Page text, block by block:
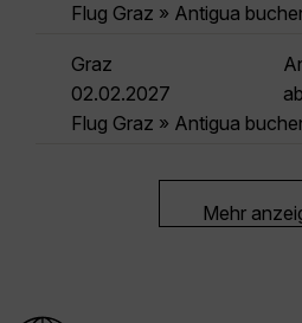
Flug Graz » Antigua
Graz
02.02.2027
Flug Graz » Antigua
Mehr